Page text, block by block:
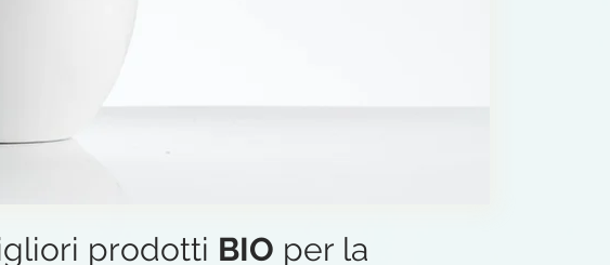
prodotti BIO per la